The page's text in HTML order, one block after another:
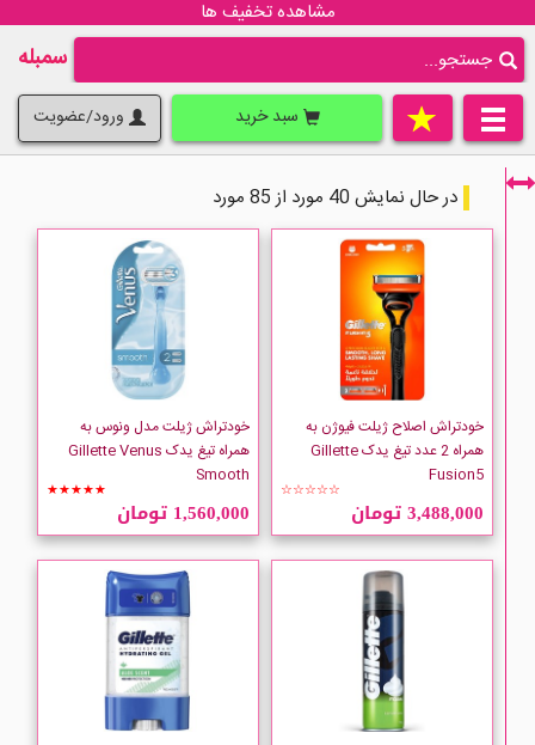
مشاهده تخفیف ها
سمبله
سبد خرید ورود/عضویت
فقط نمایش کالاهای موجود
Gillette
در حال نمایش 40 مورد از 85 مورد
خودتراش اصلاح ژیلت فیوژن به
همراه 2 عدد تیغ یدک Gillette
Fusion5
☆☆☆☆☆
3,488,000 تومان
خودتراش ژیلت مدل ونوس به
همراه تیغ یدک Gillette Venus
Smooth
★★★★★
1,560,000 تومان